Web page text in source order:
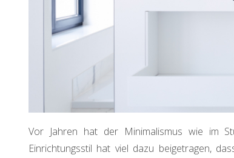
Vor Jahren hat der Minimalismus wie im
Einrichtungsstil hat viel dazu beigetragen,